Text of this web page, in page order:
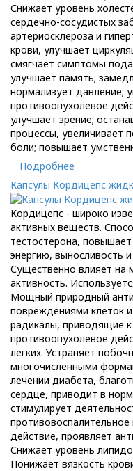
Снижает уровень
сердечно-сосудистых
артериосклероза и
крови, улучшает
смягчает симптомы
улучшает память;
нормализует давление;
противоопухолевое
улучшает зрение;
процессы, увеличивает
боли; повышает
Подробнее
Капсулы Кордицепс
Кордицепс - широко
активных веществ.
тестостерона,
энергию, выносливость
Существенно влияет на
активность.
Мощный природный
повреждениями клеток
радикалы, приводящие
противоопухолевое
легких. Устраняет
многочисленными
лечении диабета,
сердце, приводит в
стимулирует
действие, проявляет
Снижает уровень
Понижает вязкость